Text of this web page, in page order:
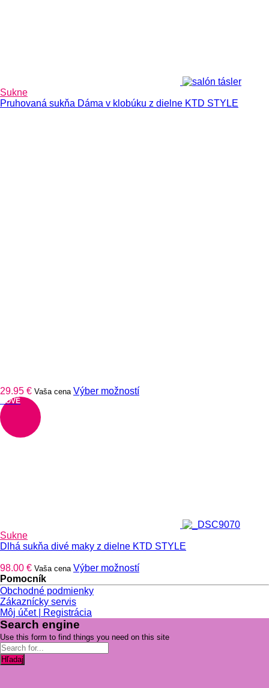
Sukne
Pruhovaná sukňa Dáma v klobúku z dielne KTD STYLE
29.95 € Vaša cena Výber možnostíTento
NOVÉ
Sukne
Dlhá sukňa divé maky z dielne KTD STYLE
98.00 € Vaša cena Výber možnostíTento
Možnosti
si
môžete
Pomocník
Obchodné podmienky
Zákaznícky servis
Môj účet | Registrácia
Search engine
Use this form to find things you need on this site
Hľadaj